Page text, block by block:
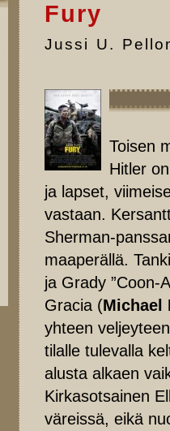
Fury
Jussi U.
Toisen
Hitler
ja lapset,
vastaan.
Sherman-
maaperällä.
ja Grady ”Coon-
Gracia (Michael
yhteen
tilalle tulevalla
alusta alkaen
Kirkasotsainen
väreissä, eikä